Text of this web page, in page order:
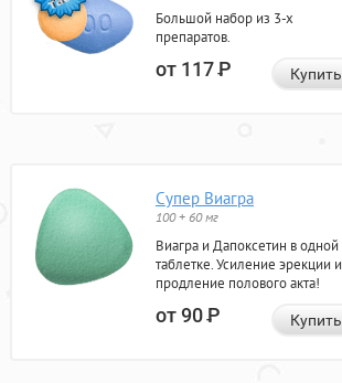
Большой набор из 3-х
препаратов.
от 117Р Купить
Супер Виагра
100 + 60 мг
Виагра и Дапоксетин в одной
таблетке. Усиление эрекции и
продление полового акта!
от 90Р Купить